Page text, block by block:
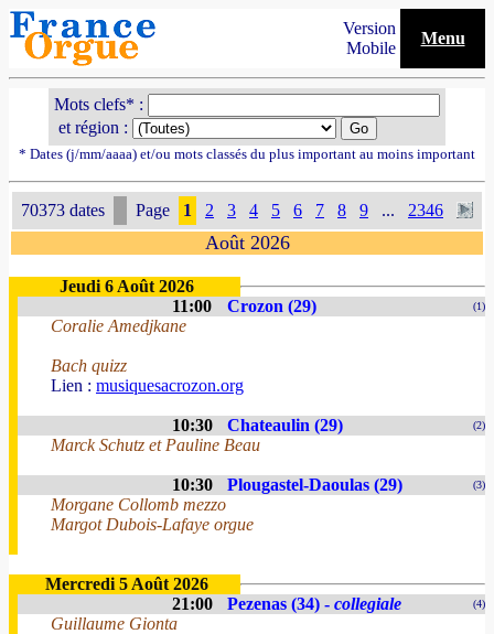
Version
Mobile
Menu
Mots clefs* :
et région :
* Dates (j/mm/aaaa) et/ou mots classés du plus important au moins important
70373 dates Page 1 2 3 4 5 6 7 8 9 ... 2346
Août 2026
Jeudi 6 Août 2026
11:00
Crozon (29) (1)
Coralie Amedjkane
Bach quizz
Lien : musiquesacrozon.org
10:30 Chateaulin (29) (2)
Marck Schutz et Pauline Beau
10:30 Plougastel-Daoulas (29) (3)
Morgane Collomb mezzo
Margot Dubois-Lafaye orgue
Mercredi 5 Août 2026
21:00
Pezenas (34) - collegiale (4)
Guillaume Gionta